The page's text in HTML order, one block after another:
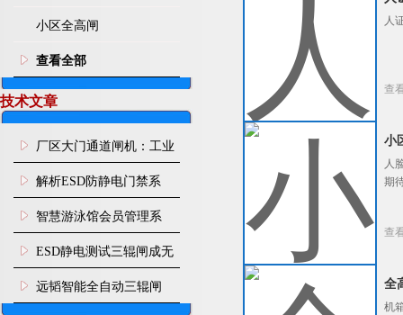
小区全高闸
查看全部
技术文章
厂区大门通道闸机：工业
园区人车分流智能通行管
控设施
解析ESD防静电门禁系
统：从人体静电消除到通
道智能管控
智慧游泳馆会员管理系
统：刷脸入场 年月卡管
控、次卡自动扣次
ESD静电测试三辊闸成无
尘车间刚需，远韬智能一
远韬智能全自动三辊闸
人
查
小
人
期
查
全
机